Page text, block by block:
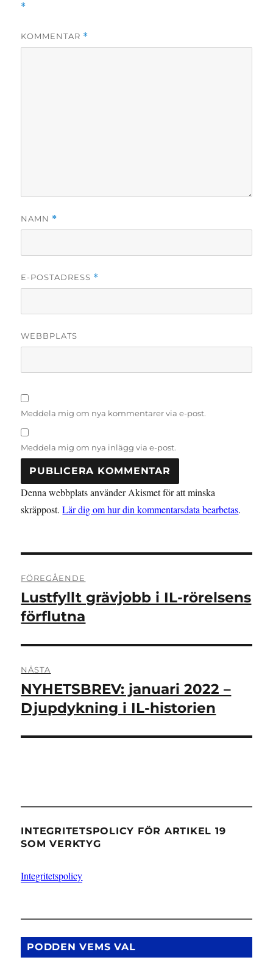
*
KOMMENTAR *
NAMN *
E-POSTADRESS *
WEBBPLATS
Meddela mig om nya kommentarer via e-post.
Meddela mig om nya inlägg via e-post.
Denna webbplats använder Akismet för att minska
skräppost.Lär dig om hur din kommentarsdata bearbetas.
FÖREGÅENDE
Föregående
inlägg:
Lustfyllt grävjobb i IL-rörelsens
förflutna
NÄSTA
Nästa
inlägg:
NYHETSBREV: januari 2022 –
Djupdykning i IL-historien
INTEGRITETSPOLICY FÖR ARTIKEL 19
SOM VERKTYG
Integritetspolicy
PODDEN VEMS VAL